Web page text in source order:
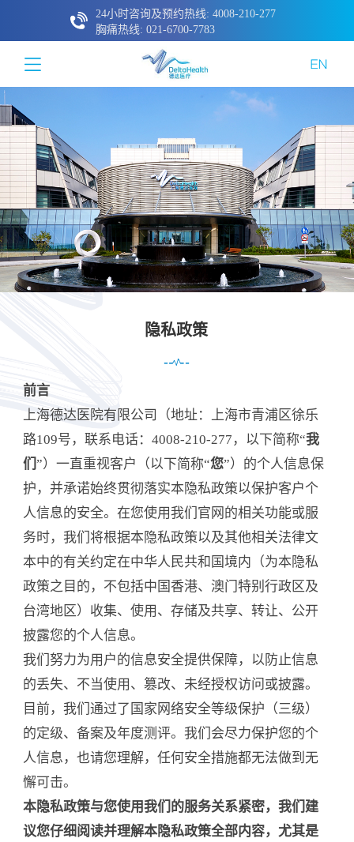
24小时咨询及预约热线: 4008-210-277
胸痛热线: 021-6700-7783
隐私政策
前言
上海德达医院有限公司（地址：上海市青浦区徐乐
路109号，联系电话：4008-210-277，以下简称“我
们 ”）一直重视客户（以下简称“您”）的个人信息保
护，并承诺始终贯彻落实本隐私政策以保护客户个
人信息的安全。在您使用我们官网的相关功能或服
务时，我们将根据本隐私政策以及其他相关法律文
本中的有关约定在中华人民共和国境内（为本隐私
政策之目的，不包括中国香港、澳门特别行政区及
台湾地区）收集、使用、存储及共享、转让、公开
披露您的个人信息。
我们努力为用户的信息安全提供保障，以防止信息
的丢失、不当使用、篡改、未经授权访问或披露。
目前，我们通过了国家网络安全等级保护（三级）
的定级、备案及年度测评。我们会尽力保护您的个
人信息，也请您理解，任何安全措施都无法做到无
懈可击。
本隐私政策与您使用我们的服务关系紧密，我们建
议您仔细阅读并理解本隐私政策全部内容，尤其是